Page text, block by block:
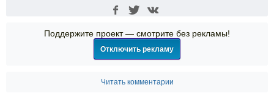
Поддержите проект — смотрите без рекламы!
Отключить рекламу
Читать комментарии